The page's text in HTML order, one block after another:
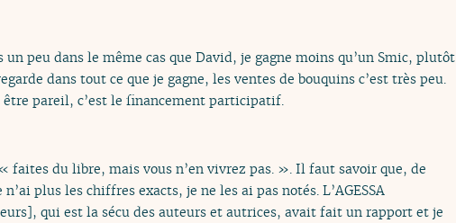
peu dans le même cas que David, je gagne moins qu’un Smic, plutôt
dans tout ce que je gagne, les ventes de bouquins c’est très peu.
pareil, c’est le financement participatif.
faites du libre, mais vous n’en vivrez pas. ». Il faut savoir que, de
plus les chiffres exacts, je ne les ai pas notés. L’AGESSA
qui est la sécu des auteurs et autrices, avait fait un rapport et je